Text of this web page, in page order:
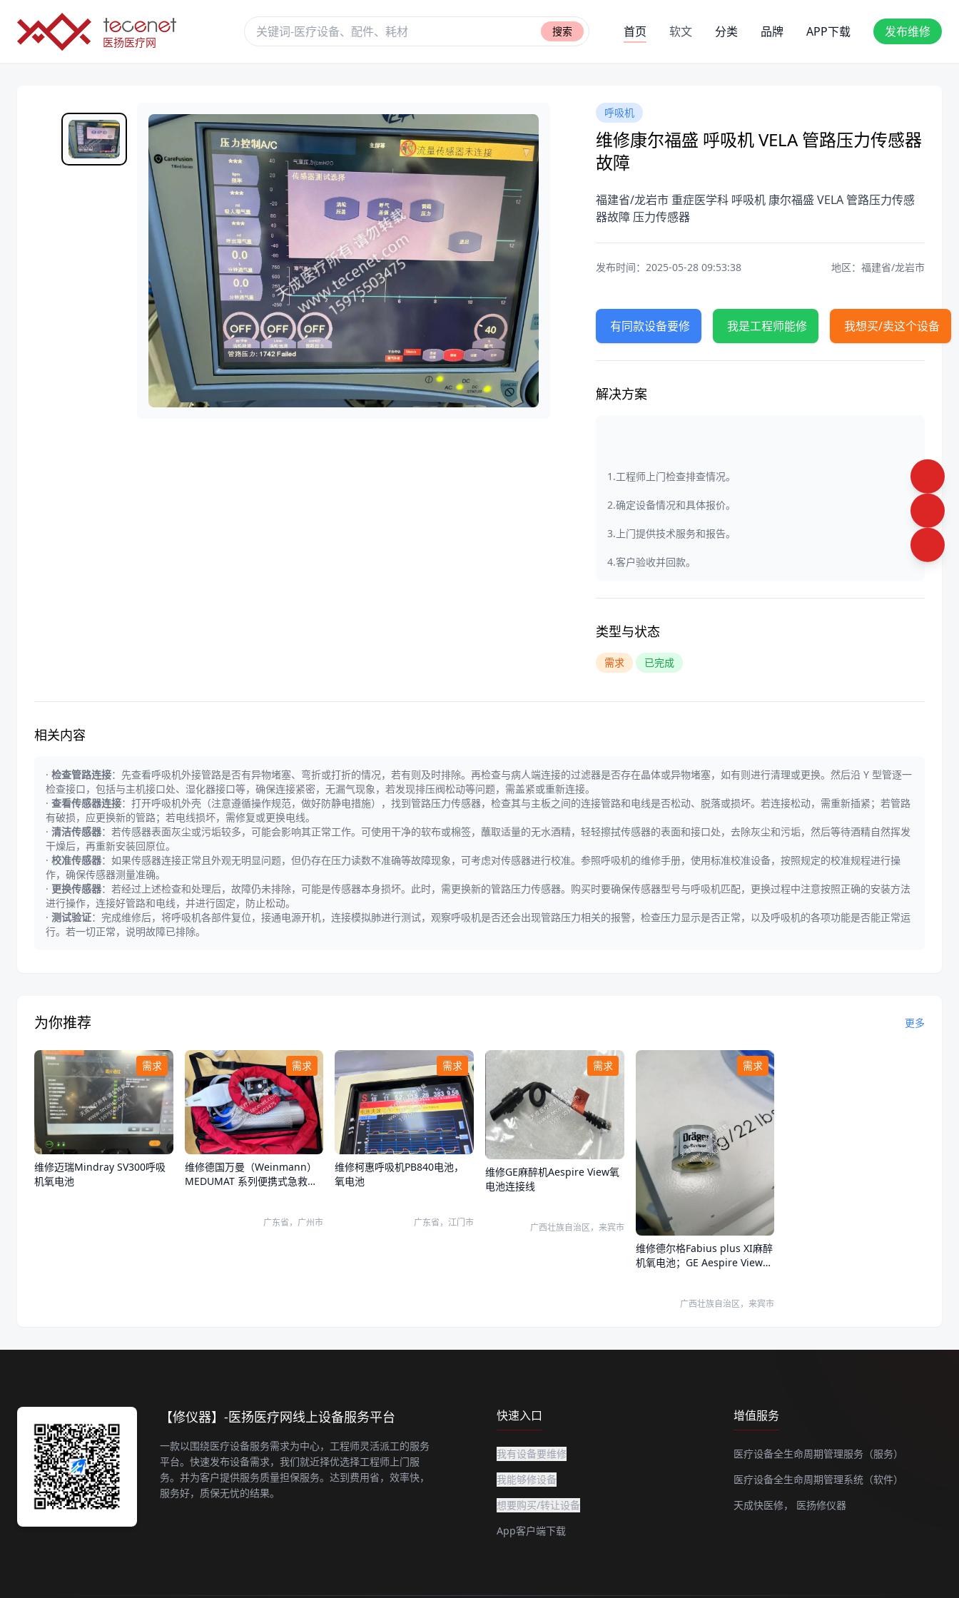
医扬医疗网
搜索 首页 软文 分类 品牌 APP下载 发布维修
呼吸机
维修康尔福盛 呼吸机 VELA 管路压力传感器
故障
福建省/龙岩市 重症医学科 呼吸机 康尔福盛 VELA 管路压力传感
器故障 压力传感器
发布时间：2025-05-28 09:53:38 地区：福建省/龙岩市
有同款设备要修 我是工程师能修 我想买/卖这个设备
解决方案
1.工程师上门检查排查情况。
2.确定设备情况和具体报价。
3.上门提供技术服务和报告。
4.客户验收并回款。
类型与状态
需求 已完成
相关内容
· 检查管路连接：先查看呼吸机外接管路是否有异物堵塞、弯折或打折的情况，若有则及时排除。再检查与病人端连接的过滤器是否存在晶体或异物堵塞，如有则进行清理或更换。然后沿 Y 型管逐一
检查接口，包括与主机接口处、湿化器接口等，确保连接紧密，无漏气现象，若发现排压阀松动等问题，需盖紧或重新连接。
· 查看传感器连接：打开呼吸机外壳（注意遵循操作规范，做好防静电措施），找到管路压力传感器，检查其与主板之间的连接管路和电线是否松动、脱落或损坏。若连接松动，需重新插紧；若管路
有破损，应更换新的管路；若电线损坏，需修复或更换电线。
· 清洁传感器：若传感器表面灰尘或污垢较多，可能会影响其正常工作。可使用干净的软布或棉签，蘸取适量的无水酒精，轻轻擦拭传感器的表面和接口处，去除灰尘和污垢，然后等待酒精自然挥发
干燥后，再重新安装回原位。
· 校准传感器：如果传感器连接正常且外观无明显问题，但仍存在压力读数不准确等故障现象，可考虑对传感器进行校准。参照呼吸机的维修手册，使用标准校准设备，按照规定的校准规程进行操
作，确保传感器测量准确。
· 更换传感器：若经过上述检查和处理后，故障仍未排除，可能是传感器本身损坏。此时，需更换新的管路压力传感器。购买时要确保传感器型号与呼吸机匹配，更换过程中注意按照正确的安装方法
进行操作，连接好管路和电线，并进行固定，防止松动。
· 测试验证：完成维修后，将呼吸机各部件复位，接通电源开机，连接模拟肺进行测试，观察呼吸机是否还会出现管路压力相关的报警，检查压力显示是否正常，以及呼吸机的各项功能是否能正常运
行。若一切正常，说明故障已排除。
为你推荐 更多
需求
维修迈瑞Mindray SV300呼吸
机氧电池
需求
维修德国万曼（Weinmann）
MEDUMAT 系列便携式急救转
广东省，广州市
需求
维修柯惠呼吸机PB840电池，
氧电池
广东省，江门市
需求
维修GE麻醉机Aespire View氧
电池连接线
广西壮族自治区，来宾市
需求
维修德尔格Fabius plus XI麻醉
机氧电池；GE Aespire View氧
广西壮族自治区，来宾市
【修仪器】-医扬医疗网线上设备服务平台
一款以围绕医疗设备服务需求为中心，工程师灵活派工的服务
平台。快速发布设备需求，我们就近择优选择工程师上门服
务。并为客户提供服务质量担保服务。达到费用省，效率快，
服务好，质保无忧的结果。
快速入口
我有设备要维修
我能够修设备
想要购买/转让设备
App客户端下载
增值服务
医疗设备全生命周期管理服务（服务）
医疗设备全生命周期管理系统（软件）
天成快医修，
医扬修仪器